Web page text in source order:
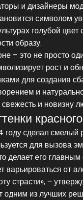
и дизайнеры
символом
голубой
образу.
– это не просто
рост и
для создания
и
и новизну
красного
сделал смелый
для
делает его
варьироваться от
страсти», –
одним из лучших